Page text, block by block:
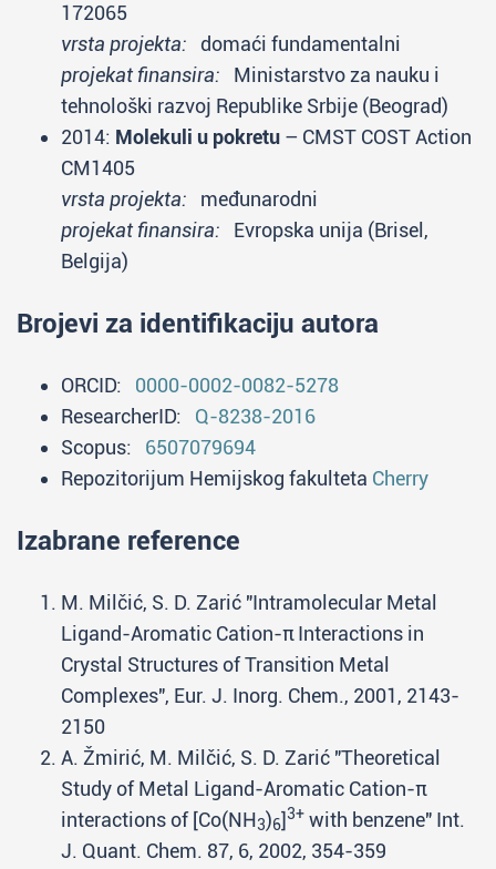
172065
vrsta projekta: domaći fundamentalni
projekat finansira: Ministarstvo za nauku i
tehnološki razvoj Republike Srbije (Beograd)
2014: Molekuli u pokretu – CMST COST Action
CM1405
vrsta projekta: međunarodni
projekat finansira: Evropska unija (Brisel,
Belgija)
Brojevi za identifikaciju autora
ORCID: 0000-0002-0082-5278
ResearcherID: Q-8238-2016
Scopus: 6507079694
Repozitorijum Hemijskog fakulteta Cherry
Izabrane reference
M. Milčić, S. D. Zarić "Intramolecular Metal
Ligand-Aromatic Cation-π Interactions in
Crystal Structures of Transition Metal
Complexes", Eur. J. Inorg. Chem., 2001, 2143-
2150
A. Žmirić, M. Milčić, S. D. Zarić "Theoretical
Study of Metal Ligand-Aromatic Cation-π
interactions of [Co(NH3)6]3+ with benzene" Int.
J. Quant. Chem. 87, 6, 2002, 354-359